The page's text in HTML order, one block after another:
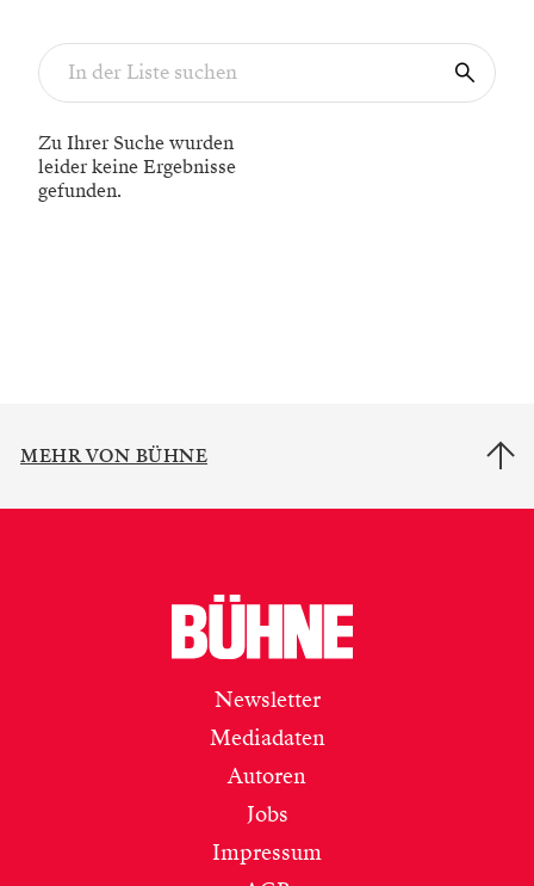
Zu Ihrer Suche wurden
leider keine Ergebnisse
gefunden.
MEHR VON BÜHNE
Newsletter
Mediadaten
Autoren
Jobs
Impressum